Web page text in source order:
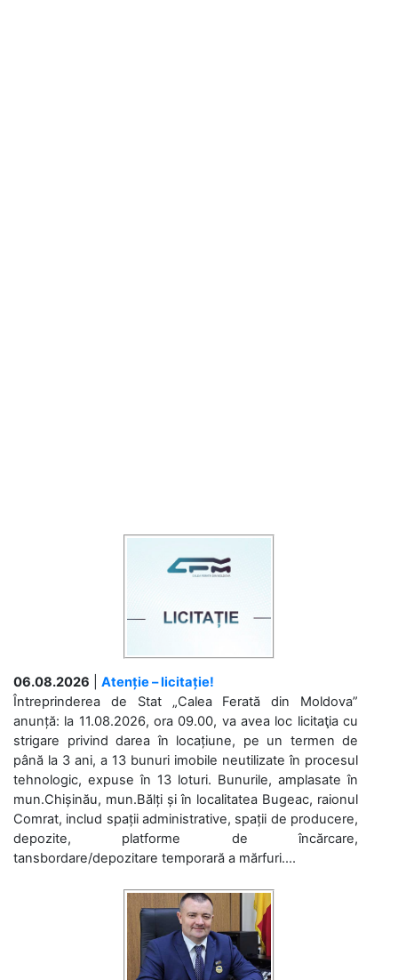
06.08.2026
Atenție – licitație!
Întreprinderea de Stat „Calea Ferată din Moldova”
anunță: la 11.08.2026, ora 09.00, va avea loc licitaţia cu
strigare privind darea în locațiune, pe un termen de
până la 3 ani, a 13 bunuri imobile neutilizate în procesul
tehnologic, expuse în 13 loturi. Bunurile, amplasate în
mun.Chișinău, mun.Bălți și în localitatea Bugeac, raionul
Comrat, includ spații administrative, spații de producere,
depozite, platforme de încărcare,
tansbordare/depozitare temporară a mărfuri....